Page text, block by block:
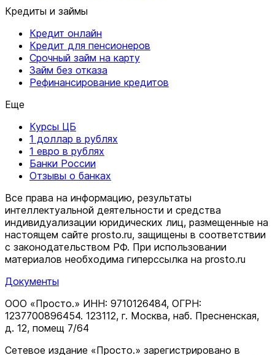
Кредиты и займы
Кредит онлайн
Кредит для пенсионеров
Срочный займ на карту
Займ без отказа
Рефинансирование кредитов
Еще
Курсы ЦБ
1 доллар в рублях
1 евро в рублях
Банки России
Отзывы о банках
Все права на информацию, результаты
интеллектуальной деятельности и средства
индивидуализации юридических лиц, размещенные на
настоящем сайте prosto.ru, защищены в соответствии
c законодательством РФ. При использовании
материалов необходима гиперссылка на prosto.ru
Документы
ООО «Просто.» ИНН: 9710126484, ОГРН:
1237700896454. 123112, г. Москва, наб. Пресненская,
д. 12, помещ 7/64
Сетевое издание «Просто.» зарегистрировано в